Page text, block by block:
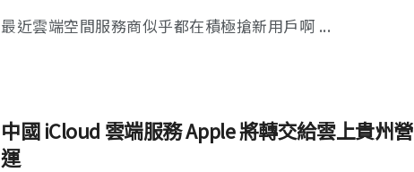
最近雲端空間服務商似乎都在積極搶新用戶啊 ...
中國 iCloud 雲端服務 Apple 將轉交給雲上貴州營
運